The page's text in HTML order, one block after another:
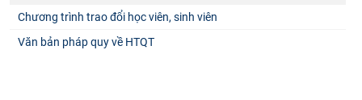
Chương trình trao đổi học viên, sinh viên
Văn bản pháp quy về HTQT